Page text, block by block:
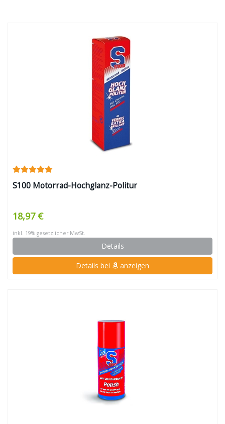
S100 Motorrad-Hochglanz-Politur
18,97 €
inkl. 19% gesetzlicher MwSt.
Details
Details bei anzeigen